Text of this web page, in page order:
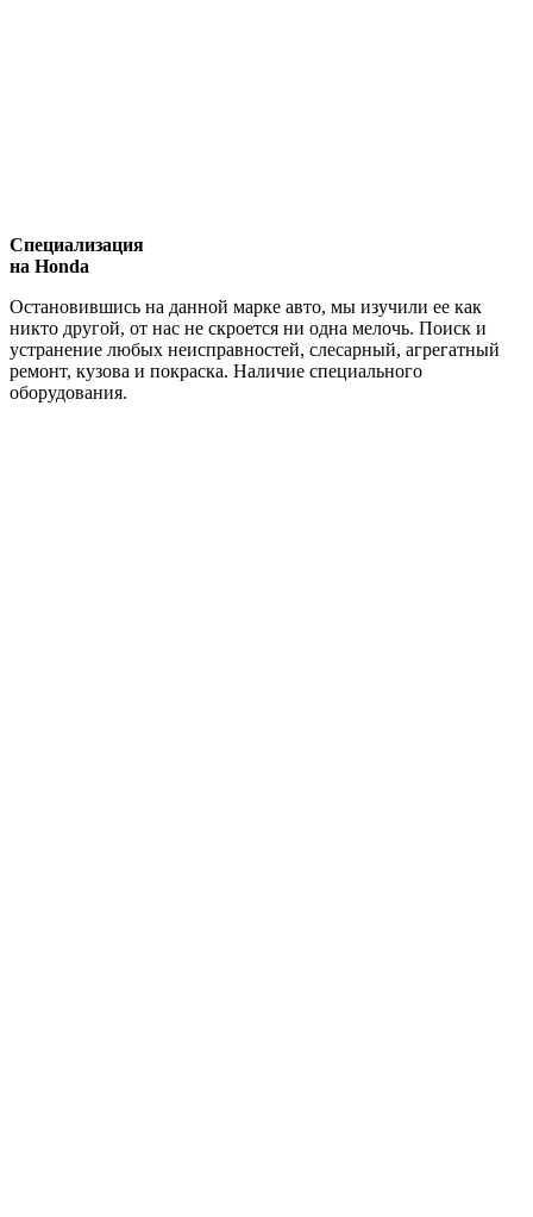
Специализация
на Honda
Остановившись на данной марке авто, мы изучили ее как
никто другой, от нас не скроется ни одна мелочь. Поиск и
устранение любых неисправностей, слесарный, агрегатный
ремонт, кузова и покраска. Наличие специального
оборудования.